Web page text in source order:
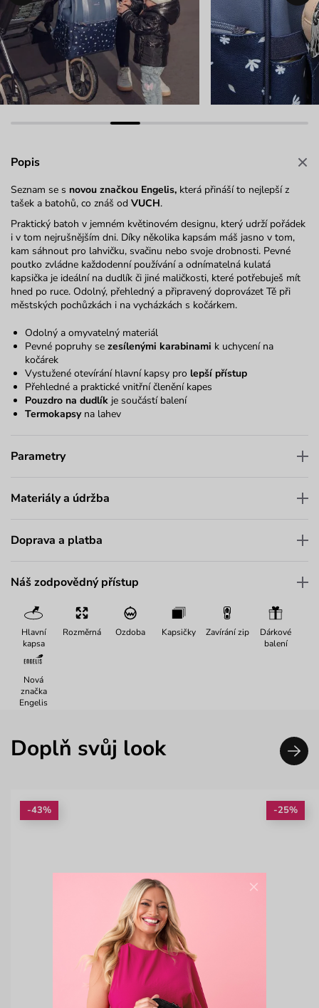
Popis
Seznam se s novou značkou Engelis, která přináší to nejlepší z
tašek a batohů, co znáš od VUCH.
Praktický batoh v jemném květinovém designu, který udrží pořádek
i v tom nejrušnějším dni. Díky několika kapsám máš jasno v tom,
kam sáhnout pro lahvičku, svačinu nebo svoje drobnosti. Pevné
poutko zvládne každodenní používání a odnímatelná kulatá
kapsička je ideální na dudlík či jiné maličkosti, které potřebuješ mít
hned po ruce. Odolný, přehledný a připravený doprovázet Tě při
městských pochůzkách i na vycházkách s kočárkem.
Odolný a omyvatelný materiál
Pevné popruhy se zesílenými karabinami k uchycení na
kočárek
Vystužené otevírání hlavní kapsy pro lepší přístup
Přehledné a praktické vnitřní členění kapes
Pouzdro na dudlík je součástí balení
Termokapsyna lahev
Parametry
Materiály a údržba
Doprava a platba
Náš zodpovědný přístup
Hlavní
kapsa
Rozměrná Ozdoba Kapsičky Zavírání zip
Dárkové
balení
Nová
značka
Engelis
Doplň svůj look
-43% -25%
×